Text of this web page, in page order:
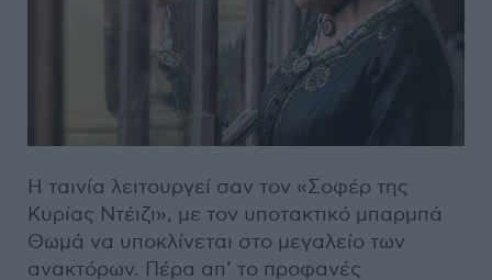
Η ταινία λειτουργεί σαν τον «Σοφέρ της
Κυρίας Ντέιζι», με τον υποτακτικό μπαρμπά
Θωμά να υποκλίνεται στο μεγαλείο των
ανακτόρων. Πέρα απ’ το προφανές